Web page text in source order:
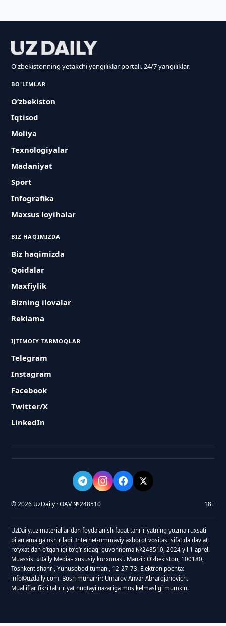
O'zbekistonning yetakchi yangiliklar portali. 24/7 yangiliklar.
BO'LIMLAR
O‘zbekiston
Iqtisod
Moliya
Texnologiyalar
Madaniyat
Sport
Infografika
Maxsus loyihalar
BIZ HAQIMIZDA
Biz haqimizda
Qoidalar
Maxfiylik
Bizning ilovalar
Reklama
IJTIMOIY TARMOQLAR
Telegram
Instagram
Facebook
Twitter/X
LinkedIn
© 2026 UzDaily · OAV №248510 18+
UzDaily.uz materiallaridan foydalanish faqat tahririyatning yozma ruxsati
bilan amalga oshiriladi. Internet-ommaviy axborot vositasi sifatida davlat
roʻyxatidan oʻtganligi toʻgʻrisidagi guvohnoma №248510, 2024 yil 1 aprel.
Muassis: «Daily Media» xususiy korxonasi. Manzil: Oʻzbekiston, 100180,
Toshkent shahri, Yunusobod tumani, 12-27-73. Elektron pochta:
info@uzdaily.com. Bosh muharrir: Umarov Anvar Abrardjanovich.
Mualliflar fikri tahririyat nuqtayi nazariga mos kelmasligi mumkin.